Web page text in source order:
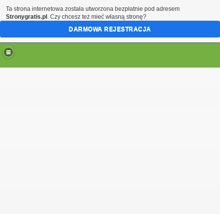
Ta strona internetowa została utworzona bezpłatnie pod adresem
Stronygratis.pl . Czy chcesz też mieć własną stronę?
DARMOWA REJESTRACJA